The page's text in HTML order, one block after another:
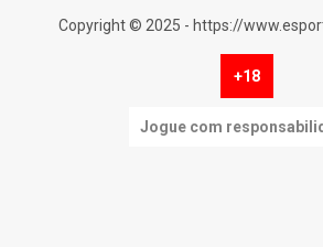
Copyright © 2025 - https://
+18
Jogue com